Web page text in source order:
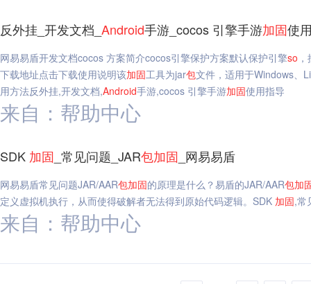
反外挂_开发文档_ Android手游_cocos 引擎手游加固使
网易易盾开发文档cocos 方案简介cocos引擎保护方案默认保护引擎so
下载地址点击下载使用说明该加固工具为jar包文件，适用于Windows、
用方法反外挂,开发文档,Android手游,cocos 引擎手游加固使用指导
来自：帮助中心
SDK 加固 _常见问题_JAR包加固 _网易易盾
网易易盾常见问题JAR/AAR包加固的原理是什么？易盾的JAR/AAR包加
定义虚拟机执行，从而使得破解者无法得到原始代码逻辑。SDK 加固,常
来自：帮助中心